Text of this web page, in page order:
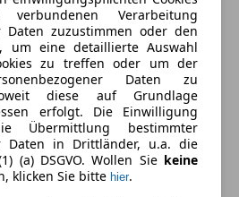
Verarbeitung
Daten zuzustimmen oder den
um eine detaillierte Auswahl
zu treffen oder um der
Daten zu
diese auf Grundlage
erfolgt. Die Einwilligung
Übermittlung bestimmter
Daten in Drittländer, u.a. die
(a) DSGVO. Wollen Sie keine
klicken Sie bitte hier.